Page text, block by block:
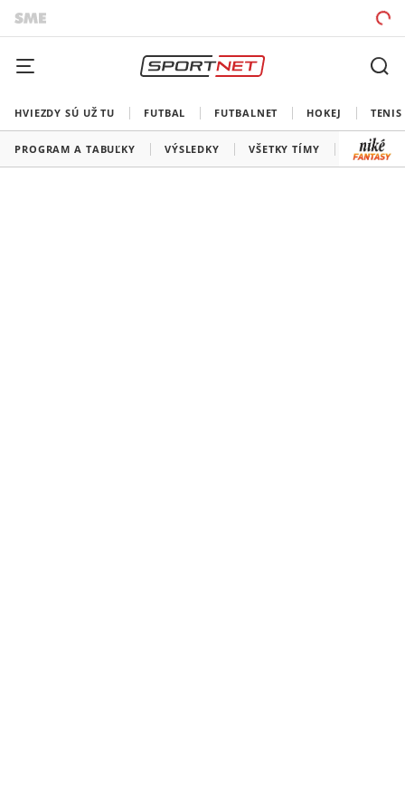
HVIEZDY SÚ UŽ TU FUTBAL FUTBALNET HOKEJ TENIS
PROGRAM A TABUĽKY VÝSLEDKY VŠETKY TÍMY